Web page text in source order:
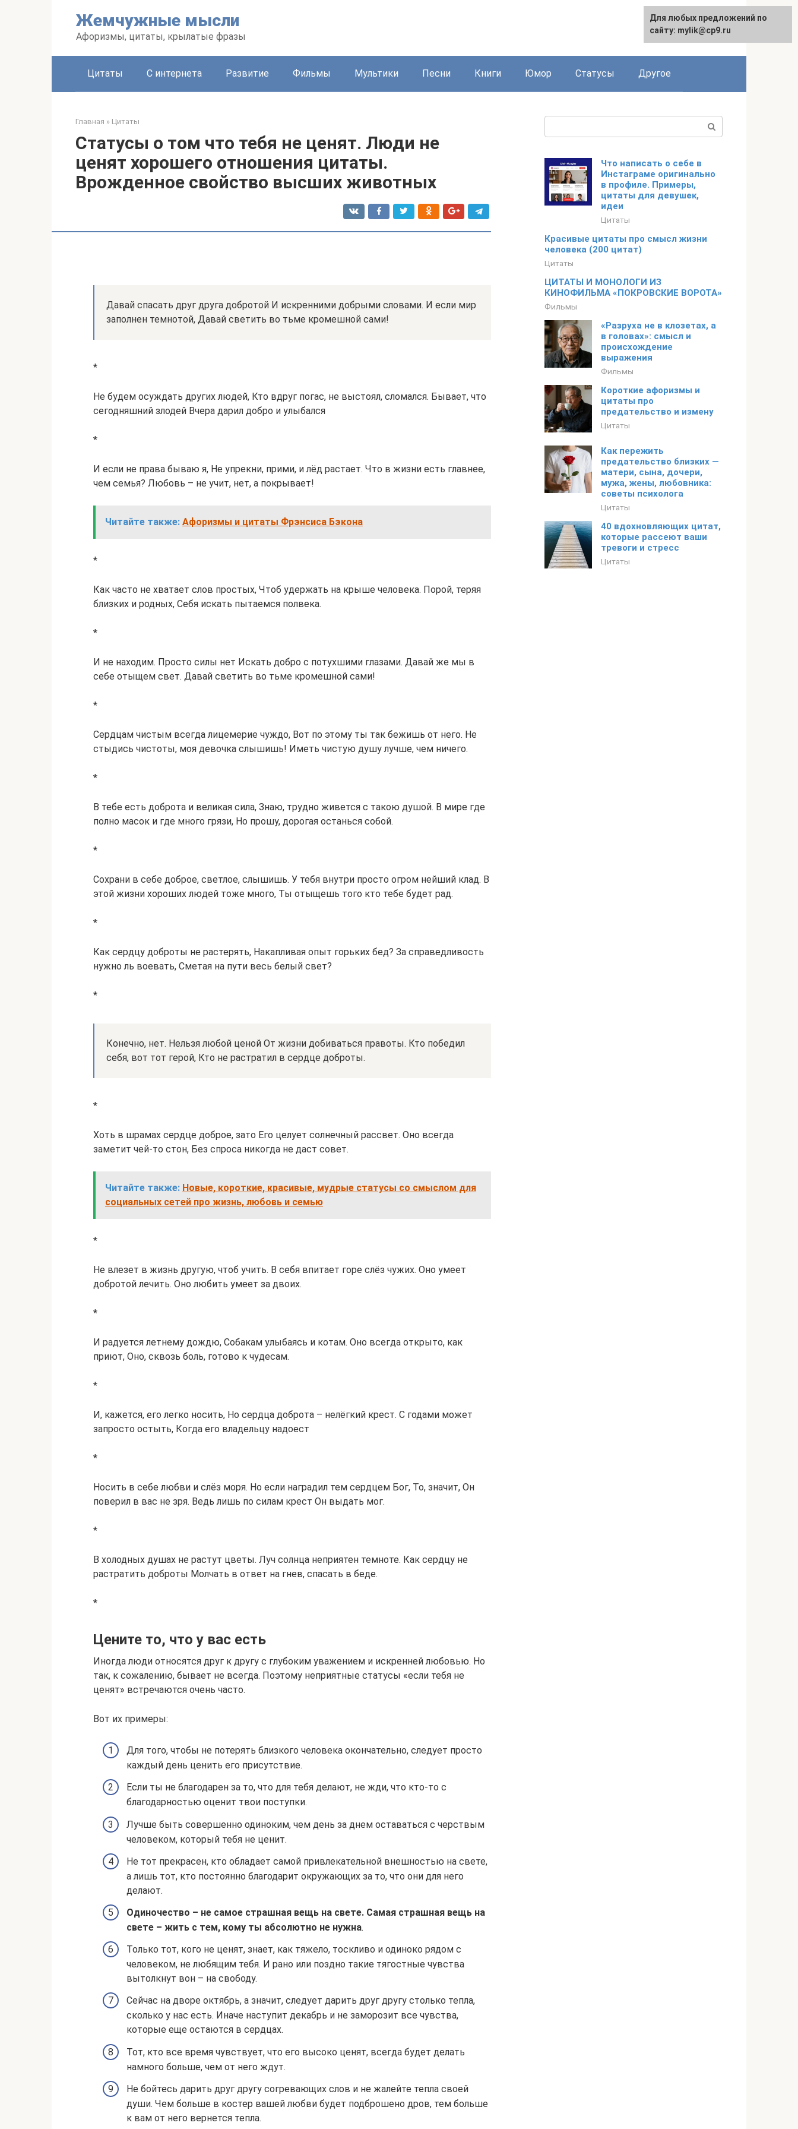
Жемчужные мысли
Афоризмы, цитаты, крылатые фразы
English
Цитаты С интернета Развитие Фильмы Мультики Песни Книги Юмор Статусы Другое
Главная » Цитаты
Статусы о том что тебя не ценят. Люди не
ценят хорошего отношения цитаты.
Врожденное свойство высших животных
Давай спасать друг друга добротой И искренними добрыми словами. И если мир
заполнен темнотой, Давай светить во тьме кромешной сами!
*
Не будем осуждать других людей, Кто вдруг погас, не выстоял, сломался. Бывает, что
сегодняшний злодей Вчера дарил добро и улыбался
*
И если не права бываю я, Не упрекни, прими, и лёд растает. Что в жизни есть главнее,
чем семья? Любовь – не учит, нет, а покрывает!
Читайте также: Афоризмы и цитаты Фрэнсиса Бэкона
*
Как часто не хватает слов простых, Чтоб удержать на крыше человека. Порой, теряя
близких и родных, Себя искать пытаемся полвека.
*
И не находим. Просто силы нет Искать добро с потухшими глазами. Давай же мы в
себе отыщем свет. Давай светить во тьме кромешной сами!
*
Сердцам чистым всегда лицемерие чуждо, Вот по этому ты так бежишь от него. Не
стыдись чистоты, моя девочка слышишь! Иметь чистую душу лучше, чем ничего.
*
В тебе есть доброта и великая сила, Знаю, трудно живется с такою душой. В мире где
полно масок и где много грязи, Но прошу, дорогая останься собой.
*
Сохрани в себе доброе, светлое, слышишь. У тебя внутри просто огром нейший клад. В
этой жизни хороших людей тоже много, Ты отыщешь того кто тебе будет рад.
*
Как сердцу доброты не растерять, Накапливая опыт горьких бед? За справедливость
нужно ль воевать, Сметая на пути весь белый свет?
*
Конечно, нет. Нельзя любой ценой От жизни добиваться правоты. Кто победил
себя, вот тот герой, Кто не растратил в сердце доброты.
*
Хоть в шрамах сердце доброе, зато Его целует солнечный рассвет. Оно всегда
заметит чей-то стон, Без спроса никогда не даст совет.
Читайте также: Новые, короткие, красивые, мудрые статусы со смыслом для
социальных сетей про жизнь, любовь и семью
*
Не влезет в жизнь другую, чтоб учить. В себя впитает горе слёз чужих. Оно умеет
добротой лечить. Оно любить умеет за двоих.
*
И радуется летнему дождю, Собакам улыбаясь и котам. Оно всегда открыто, как
приют, Оно, сквозь боль, готово к чудесам.
*
И, кажется, его легко носить, Но сердца доброта – нелёгкий крест. С годами может
запросто остыть, Когда его владельцу надоест
*
Носить в себе любви и слёз моря. Но если наградил тем сердцем Бог, То, значит, Он
поверил в вас не зря. Ведь лишь по силам крест Он выдать мог.
*
В холодных душах не растут цветы. Луч солнца неприятен темноте. Как сердцу не
растратить доброты Молчать в ответ на гнев, спасать в беде.
*
Цените то, что у вас есть
Иногда люди относятся друг к другу с глубоким уважением и искренней любовью. Но
так, к сожалению, бывает не всегда. Поэтому неприятные статусы «если тебя не
ценят» встречаются очень часто.
Вот их примеры:
Для того, чтобы не потерять близкого человека окончательно, следует просто
каждый день ценить его присутствие.
Если ты не благодарен за то, что для тебя делают, не жди, что кто-то с
благодарностью оценит твои поступки.
Лучше быть совершенно одиноким, чем день за днем оставаться с черствым
человеком, который тебя не ценит.
Не тот прекрасен, кто обладает самой привлекательной внешностью на свете,
а лишь тот, кто постоянно благодарит окружающих за то, что они для него
делают.
Одиночество – не самое страшная вещь на свете. Самая страшная вещь на
свете – жить с тем, кому ты абсолютно не нужна.
Только тот, кого не ценят, знает, как тяжело, тоскливо и одиноко рядом с
человеком, не любящим тебя. И рано или поздно такие тягостные чувства
вытолкнут вон – на свободу.
Сейчас на дворе октябрь, а значит, следует дарить друг другу столько тепла,
сколько у нас есть. Иначе наступит декабрь и не заморозит все чувства,
которые еще остаются в сердцах.
Тот, кто все время чувствует, что его высоко ценят, всегда будет делать
намного больше, чем от него ждут.
Не бойтесь дарить друг другу согревающих слов и не жалейте тепла своей
души. Чем больше в костер вашей любви будет подброшено дров, тем больше
к вам от него вернется тепла.
Что написать о себе в
Инстаграме оригинально
в профиле. Примеры,
цитаты для девушек,
идеи
Цитаты
Красивые цитаты про смысл жизни
человека (200 цитат)
Цитаты
ЦИТАТЫ И МОНОЛОГИ ИЗ
КИНОФИЛЬМА «ПОКРОВСКИЕ ВОРОТА»
Фильмы
«Разруха не в клозетах, а
в головах»: смысл и
происхождение
выражения
Фильмы
Короткие афоризмы и
цитаты про
предательство и измену
Цитаты
Как пережить
предательство близких —
матери, сына, дочери,
мужа, жены, любовника:
советы психолога
Цитаты
40 вдохновляющих цитат,
которые рассеют ваши
тревоги и стресс
Цитаты
Для любых предложений по
сайту: mylik@cp9.ru